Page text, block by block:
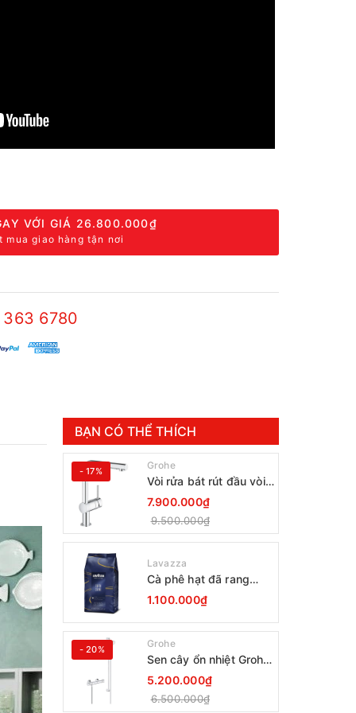
VỚI GIÁ 26.800.000₫
mua giao hàng tận nơi
6780
BẠN CÓ THỂ THÍCH
- 17% Grohe
Vòi rửa bát rút đầu vòi
Grohe Minta 30274000
7.900.000₫
9.500.000₫
Lavazza
Cà phê hạt đã rang
Lavazza Coffee
Espresso Super Crema
1000g Date 12-2027
1.100.000₫
- 20% Grohe
Sen cây ổn nhiệt Grohe
Grohtherm 800
34566001
5.200.000₫
6.500.000₫